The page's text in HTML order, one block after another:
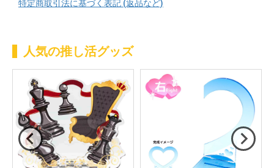
特定商取引法に基づく表記 (返品など)
人気の推し活グッズ